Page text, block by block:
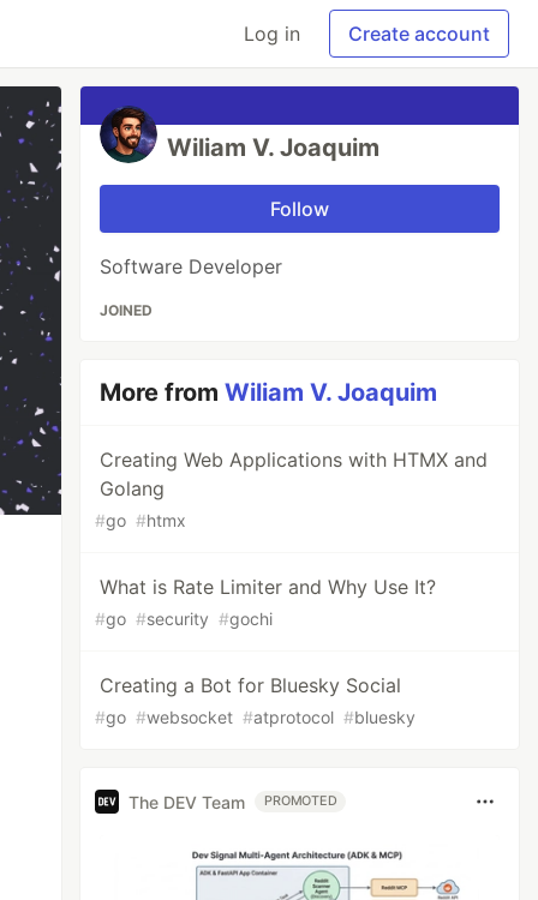
Log in Create account
Wiliam V. Joaquim
Follow
Software Developer
JOINED
More fromWiliam V. Joaquim
Creating Web Applications with HTMX and
Golang
#go #htmx
What is Rate Limiter and Why Use It?
#go #security #gochi
Creating a Bot for Bluesky Social
#go #websocket #atprotocol #bluesky
The DEV Team PROMOTED